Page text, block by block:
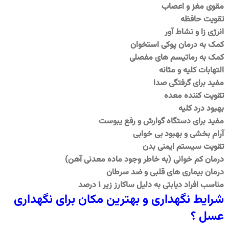
مقوی مغز و اعصاب
تقویت حافظه
انرژی زا و نشاط آور
کمک به درمان پوکی استخوان
کمک به رماتیسم های مفصلی
التهابات کلیه و مثانه
مفید برای گرفتگی صدا
تقویت کننده معده
بهبود درد کلیه
مفید برای دستگاه گوارش و رفع یبوست
آرام بخشی و بهبود بی خوابی
تقویت سیستم ایمنی بدن
درمان کم خوانی (به خاطر وجود ماده معدنی آهن)
درمان بیماری های قلبی و ضد سرطان
مناسب افراد دیابتی به دلیل ساکارز زیر 1 درصد
شرایط نگهداری و بهترین مکان برای نگهداری
عسل ؟